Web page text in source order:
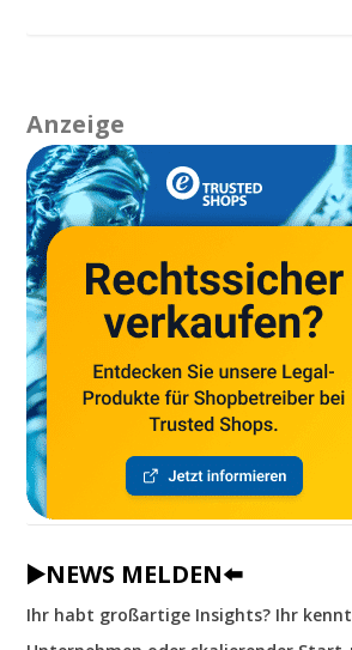
Anzeige
▶️NEWS MELDEN⬅️
Ihr habt großartige Insights? Ihr